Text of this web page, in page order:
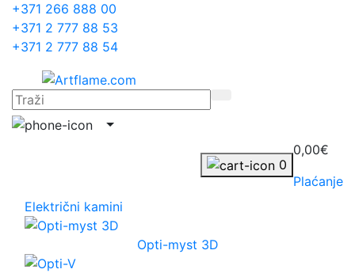
+371 266 888 00
+371 2 777 88 53
+371 2 777 88 54
0
0,00€
Plaćanje
Električni kamini
Opti-myst 3D